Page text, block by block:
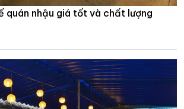
quán nhậu giá tốt và chất lượng